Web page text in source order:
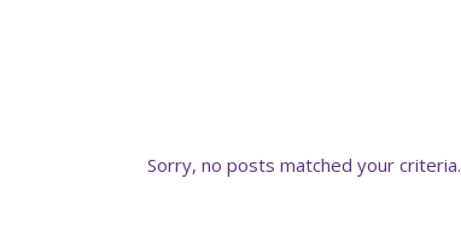
Sorry, no posts matched your criteria.